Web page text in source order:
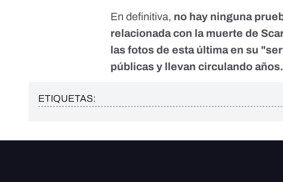
En definitiva, no hay ninguna
relacionada con la muerte de
las fotos de esta última en su
públicas y llevan circulando años.
ETIQUETAS: